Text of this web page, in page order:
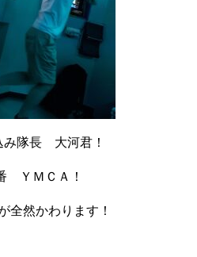
隊長 大河君！
ＹＭＣＡ！
然かわります！